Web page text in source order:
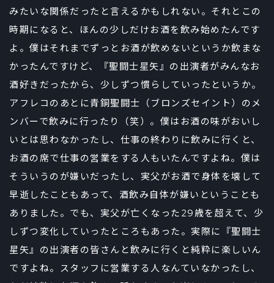
みたいな関係だったと言えるかもしれない。それとこの
時期になると、ほんの少しだけお酒を飲み始めたんです
よ。僕はそれまでずっとお酒が飲めないというか飲まな
かったんですけど、『聖闘士星矢』の出演者がみんなお
酒好きだったから、少しずつ慣らしていったというか。
アフレコのあとに青銅聖闘士（ブロンズセイント）のメ
ンバーで飲みに行ったり（笑）。僕はお酒の味がおいし
いとは思わなかったし、仕事の終わりに飲みに行くと、
お酒の席で仕事の営業をする人もいたんですよね。僕は
そういうのが嫌いだったし、実父がお酒で身体を壊して
早逝したこともあって、酒飲み自体が嫌いということも
ありました。でも、実父が亡くなった29歳を超えて、少
しずつ変化していったところもあった。実際に『聖闘士
星矢』の出演者の皆さんと飲みに行くと純粋に楽しいん
ですよね。スタッフに営業する人なんていなかったし、